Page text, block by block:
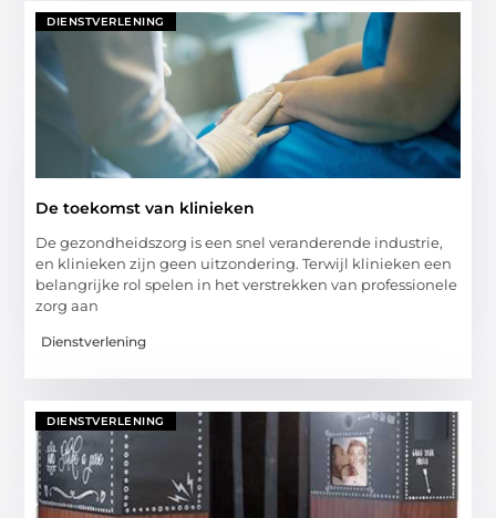
DIENSTVERLENING
De toekomst van klinieken
De gezondheidszorg is een snel veranderende industrie,
en klinieken zijn geen uitzondering. Terwijl klinieken een
belangrijke rol spelen in het verstrekken van professionele
zorg aan
Dienstverlening
DIENSTVERLENING